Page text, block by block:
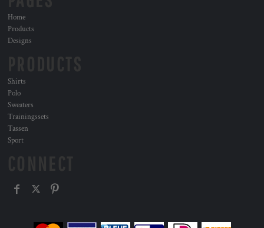
Home
Products
Designs
Shirts
Polo
Sweaters
Trainingssets
Tassen
Sport